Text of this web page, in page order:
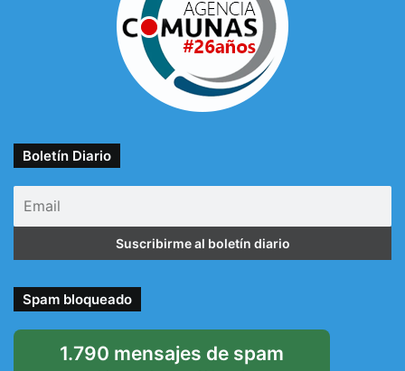
Boletín Diario
Spam bloqueado
1.790 mensajes de spam